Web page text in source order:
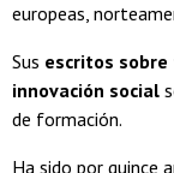
europeas,
Sus escritos
innovación social
de formación.
Ha sido por quince